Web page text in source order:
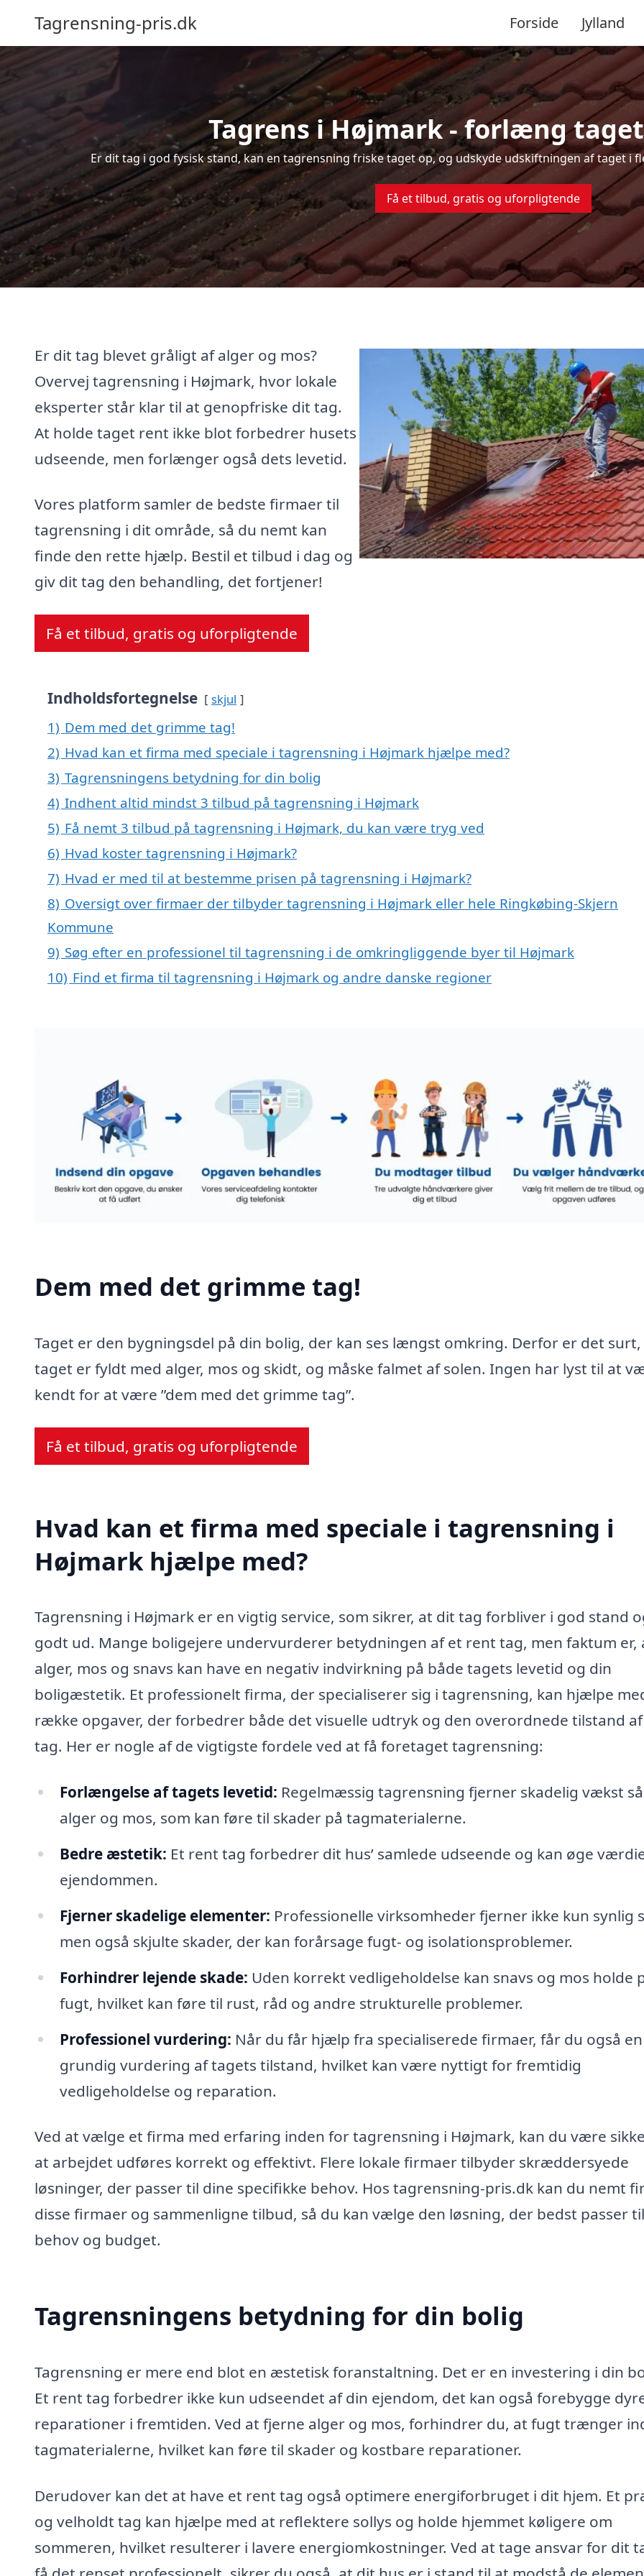
Tagrensning-pris.dk Forside Jylland
Tagrens i Højmark - forlæng
Er dit tag i god fysisk stand, kan en tagrensning friske taget op, og udskyde udskiftningen af taget i
Få et tilbud, gratis og uforpligtende
Er dit tag blevet gråligt af alger og mos?
Overvej tagrensning i Højmark, hvor lokale
eksperter står klar til at genopfriske dit tag.
At holde taget rent ikke blot forbedrer husets
udseende, men forlænger også dets levetid.
Vores platform samler de bedste firmaer til
tagrensning i dit område, så du nemt kan
finde den rette hjælp. Bestil et tilbud i dag og
giv dit tag den behandling, det fortjener!
Få et tilbud, gratis og uforpligtende
Indholdsfortegnelse skjul
1) Dem med det grimme tag!
2) Hvad kan et firma med speciale i tagrensning i Højmark hjælpe med?
3) Tagrensningens betydning for din bolig
4) Indhent altid mindst 3 tilbud på tagrensning i Højmark
5) Få nemt 3 tilbud på tagrensning i Højmark, du kan være tryg ved
6) Hvad koster tagrensning i Højmark?
7) Hvad er med til at bestemme prisen på tagrensning i Højmark?
8) Oversigt over firmaer der tilbyder tagrensning i Højmark eller hele Ringkøbing-Skjern
Kommune
9) Søg efter en professionel til tagrensning i de omkringliggende byer til Højmark
10) Find et firma til tagrensning i Højmark og andre danske regioner
Dem med det grimme tag!
Taget er den bygningsdel på din bolig, der kan ses længst omkring. Derfor er det
taget er fyldt med alger, mos og skidt, og måske falmet af solen. Ingen har lyst til at
kendt for at være ”dem med det grimme tag”.
Få et tilbud, gratis og uforpligtende
Hvad kan et firma med speciale i tagrensning i
Højmark hjælpe med?
Tagrensning i Højmark er en vigtig service, som sikrer, at dit tag forbliver i god stand
godt ud. Mange boligejere undervurderer betydningen af et rent tag, men faktum er,
alger, mos og snavs kan have en negativ indvirkning på både tagets levetid og din
boligæstetik. Et professionelt firma, der specialiserer sig i tagrensning, kan hjælpe
række opgaver, der forbedrer både det visuelle udtryk og den overordnede tilstand
tag. Her er nogle af de vigtigste fordele ved at få foretaget tagrensning:
Forlængelse af tagets levetid: Regelmæssig tagrensning fjerner skadelig vækst
alger og mos, som kan føre til skader på tagmaterialerne.
Bedre æstetik: Et rent tag forbedrer dit hus’ samlede udseende og kan øge
ejendommen.
Fjerner skadelige elementer: Professionelle virksomheder fjerner ikke kun synlig
men også skjulte skader, der kan forårsage fugt- og isolationsproblemer.
Forhindrer lejende skade: Uden korrekt vedligeholdelse kan snavs og mos holde
fugt, hvilket kan føre til rust, råd og andre strukturelle problemer.
Professionel vurdering: Når du får hjælp fra specialiserede firmaer, får du også en
grundig vurdering af tagets tilstand, hvilket kan være nyttigt for fremtidig
vedligeholdelse og reparation.
Ved at vælge et firma med erfaring inden for tagrensning i Højmark, kan du være
at arbejdet udføres korrekt og effektivt. Flere lokale firmaer tilbyder skræddersyede
løsninger, der passer til dine specifikke behov. Hos tagrensning-pris.dk kan du nemt
disse firmaer og sammenligne tilbud, så du kan vælge den løsning, der bedst passer
behov og budget.
Tagrensningens betydning for din bolig
Tagrensning er mere end blot en æstetisk foranstaltning. Det er en investering i din
Et rent tag forbedrer ikke kun udseendet af din ejendom, det kan også forebygge
reparationer i fremtiden. Ved at fjerne alger og mos, forhindrer du, at fugt trænger
tagmaterialerne, hvilket kan føre til skader og kostbare reparationer.
Derudover kan det at have et rent tag også optimere energiforbruget i dit hjem. Et
og velholdt tag kan hjælpe med at reflektere sollys og holde hjemmet køligere om
sommeren, hvilket resulterer i lavere energiomkostninger. Ved at tage ansvar for dit